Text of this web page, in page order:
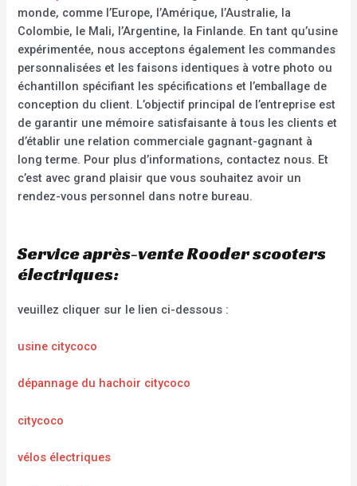
monde, comme l’Europe, l’Amérique, l’Australie, la
Colombie, le Mali, l’Argentine, la Finlande. En tant qu’usine
expérimentée, nous acceptons également les commandes
personnalisées et les faisons identiques à votre photo ou
échantillon spécifiant les spécifications et l’emballage de
conception du client. L’objectif principal de l’entreprise est
de garantir une mémoire satisfaisante à tous les clients et
d’établir une relation commerciale gagnant-gagnant à
long terme. Pour plus d’informations, contactez nous. Et
c’est avec grand plaisir que vous souhaitez avoir un
rendez-vous personnel dans notre bureau.
Service après-vente Rooder scooters
électriques:
veuillez cliquer sur le lien ci-dessous :
usine citycoco
dépannage du hachoir citycoco
citycoco
vélos électriques